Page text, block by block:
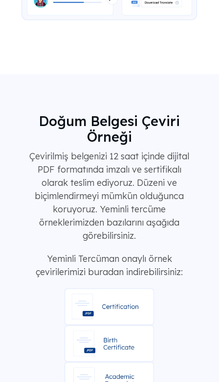
Doğum Belgesi Çeviri
Örneği
Çevirilmiş belgenizi 12 saat içinde dijital
PDF formatında imzalı ve sertifikalı
olarak teslim ediyoruz. Düzeni ve
biçimlendirmeyi mümkün olduğunca
koruyoruz. Yeminli tercüme
örneklerimizden bazılarını aşağıda
görebilirsiniz.
Yeminli Tercüman onaylı örnek
çevirilerimizi buradan indirebilirsiniz: